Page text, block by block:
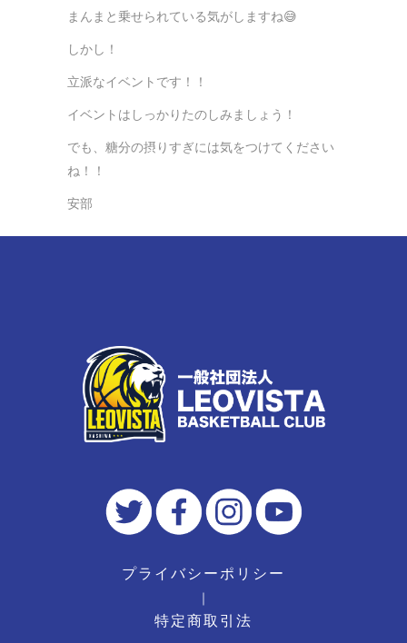
まんまと乗せられている気がしますね😅
しかし！
立派なイベントです！！
イベントはしっかりたのしみましょう！
でも、糖分の摂りすぎには気をつけてください
ね！！
安部
プライバシーポリシー
｜
特定商取引法